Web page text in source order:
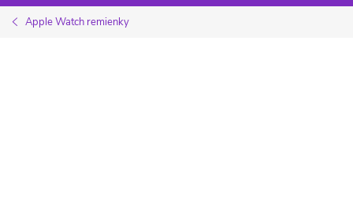
Apple Watch remienky